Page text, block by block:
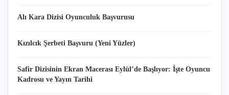
Alı Kara Dizisi Oyunculuk Başvurusu
Kızılcık Şerbeti Başvuru (Yeni Yüzler)
Safir Dizisinin Ekran Macerası Eylül’de Başlıyor: İşte Oyuncu
Kadrosu ve Yayın Tarihi